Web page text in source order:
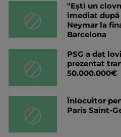
"Ești un
imediat
Neymar la
Barcelona
PSG a dat
prezentat
50.000.000€
Înlocuitor
Paris Saint-